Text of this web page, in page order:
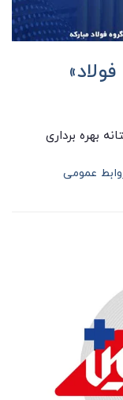
«خبرنامه داخلی شماره 1477 فولاد»
بهره برداری
عمومی